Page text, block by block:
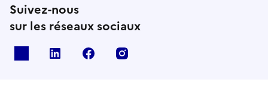
Suivez-nous
sur les réseaux sociaux
Linkedin Facebook